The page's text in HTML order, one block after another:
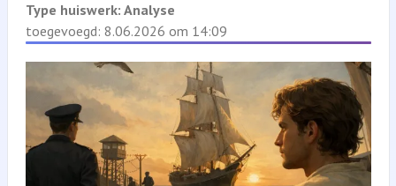
Type huiswerk: Analyse
toegevoegd: 8.06.2026 om 14:09